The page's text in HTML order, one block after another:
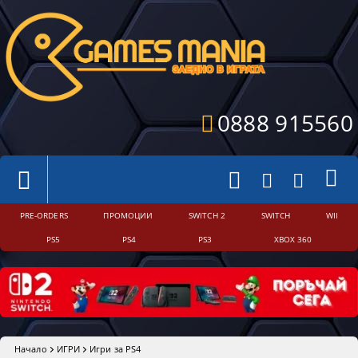
0888 915560
PRE-ORDERS ПРОМОЦИИ SWITCH 2 SWITCH WII
PS5 PS4 PS3 XBOX 360
Начало ИГРИ Игри за PS4